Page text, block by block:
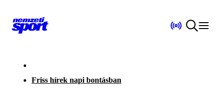
Friss hírek napi bontásban